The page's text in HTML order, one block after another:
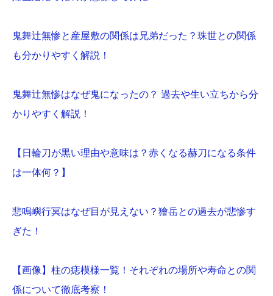
鬼舞辻無惨と産屋敷の関係は兄弟だった？珠世との関係
も分かりやすく解説！
鬼舞辻無惨はなぜ鬼になったの？ 過去や生い立ちから分
かりやすく解説！
【日輪刀が黒い理由や意味は？赤くなる赫刀になる条件
は一体何？】
悲鳴嶼行冥はなぜ目が見えない？獪岳との過去が悲惨す
ぎた！
【画像】柱の痣模様一覧！それぞれの場所や寿命との関
係について徹底考察！